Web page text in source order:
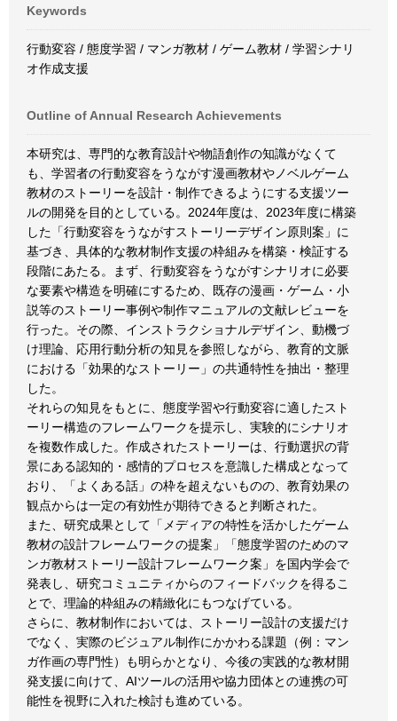
Keywords
行動変容 / 態度学習 / マンガ教材 / ゲーム教材 / 学習シナリ
オ作成支援
Outline of Annual Research Achievements
本研究は、専門的な教育設計や物語創作の知識がなくて
も、学習者の行動変容をうながす漫画教材やノベルゲーム
教材のストーリーを設計・制作できるようにする支援ツー
ルの開発を目的としている。2024年度は、2023年度に構築
した「行動変容をうながすストーリーデザイン原則案」に
基づき、具体的な教材制作支援の枠組みを構築・検証する
段階にあたる。まず、行動変容をうながすシナリオに必要
な要素や構造を明確にするため、既存の漫画・ゲーム・小
説等のストーリー事例や制作マニュアルの文献レビューを
行った。その際、インストラクショナルデザイン、動機づ
け理論、応用行動分析の知見を参照しながら、教育的文脈
における「効果的なストーリー」の共通特性を抽出・整理
した。
それらの知見をもとに、態度学習や行動変容に適したスト
ーリー構造のフレームワークを提示し、実験的にシナリオ
を複数作成した。作成されたストーリーは、行動選択の背
景にある認知的・感情的プロセスを意識した構成となって
おり、「よくある話」の枠を超えないものの、教育効果の
観点からは一定の有効性が期待できると判断された。
また、研究成果として「メディアの特性を活かしたゲーム
教材の設計フレームワークの提案」「態度学習のためのマ
ンガ教材ストーリー設計フレームワーク案」を国内学会で
発表し、研究コミュニティからのフィードバックを得るこ
とで、理論的枠組みの精緻化にもつなげている。
さらに、教材制作においては、ストーリー設計の支援だけ
でなく、実際のビジュアル制作にかかわる課題（例：マン
ガ作画の専門性）も明らかとなり、今後の実践的な教材開
発支援に向けて、AIツールの活用や協力団体との連携の可
能性を視野に入れた検討も進めている。